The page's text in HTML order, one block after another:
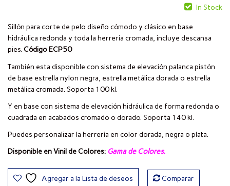
In Stock
Sillón para corte de pelo diseño cómodo y clásico en base
hidráulica redonda y toda la herrería cromada, incluye descansa
pies. Código ECP50
También esta disponible con sistema de elevación palanca pistón
de base estrella nylon negra, estrella metálica dorada o estrella
metálica cromada. Soporta 100 kl.
Y en base con sistema de elevación hidráulica de forma redonda o
cuadrada en acabados cromado o dorado. Soporta 140 kl.
Puedes personalizar la herrería en color dorada, negra o plata.
Disponible en Vinil de Colores: Gama de Colores.
Agregar a la Lista de deseos Comparar